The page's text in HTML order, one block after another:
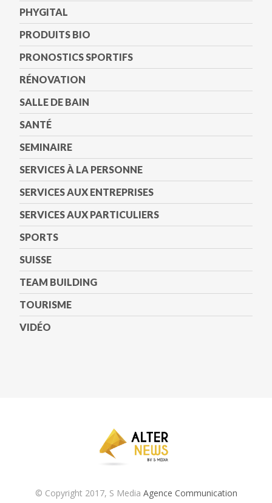
PHYGITAL
PRODUITS BIO
PRONOSTICS SPORTIFS
RÉNOVATION
SALLE DE BAIN
SANTÉ
SEMINAIRE
SERVICES À LA PERSONNE
SERVICES AUX ENTREPRISES
SERVICES AUX PARTICULIERS
SPORTS
SUISSE
TEAM BUILDING
TOURISME
VIDÉO
© Copyright 2017, S Media Agence Communication